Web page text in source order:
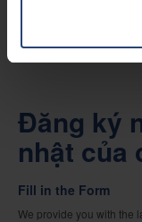
Đăng ký
nhật của
Fill in the Form
We provide you with the